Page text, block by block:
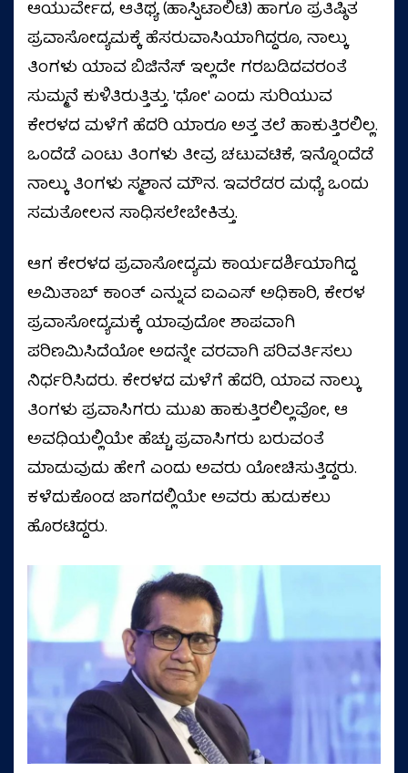
ಆಯುರ್ವೇದ, ಆತಿಥ್ಯ (ಹಾಸ್ಪಿಟಾಲಿಟಿ) ಹಾಗೂ ಪ್ರತಿಷ್ಠಿತ
ಪ್ರವಾಸೋದ್ಯಮಕ್ಕೆ ಹೆಸರುವಾಸಿಯಾಗಿದ್ದರೂ, ನಾಲ್ಕು
ತಿಂಗಳು ಯಾವ ಬಿಜಿನೆಸ್ ಇಲ್ಲದೇ ಗರಬಡಿದವರಂತೆ
ಸುಮ್ಮನೆ ಕುಳಿತಿರುತ್ತಿತ್ತು. 'ಧೋ' ಎಂದು ಸುರಿಯುವ
ಕೇರಳದ ಮಳೆಗೆ ಹೆದರಿ ಯಾರೂ ಅತ್ತ ತಲೆ ಹಾಕುತ್ತಿರಲಿಲ್ಲ.
ಒಂದೆಡೆ ಎಂಟು ತಿಂಗಳು ತೀವ್ರ ಚಟುವಟಿಕೆ, ಇನ್ನೊಂದೆಡೆ
ನಾಲ್ಕು ತಿಂಗಳು ಸ್ಮಶಾನ ಮೌನ. ಇವರೆಡರ ಮಧ್ಯೆ ಒಂದು
ಸಮತೋಲನ ಸಾಧಿಸಲೇಬೇಕಿತ್ತು.
ಆಗ ಕೇರಳದ ಪ್ರವಾಸೋದ್ಯಮ ಕಾರ್ಯದರ್ಶಿಯಾಗಿದ್ದ
ಅಮಿತಾಬ್ ಕಾಂತ್ ಎನ್ನುವ ಐಎಎಸ್ ಅಧಿಕಾರಿ, ಕೇರಳ
ಪ್ರವಾಸೋದ್ಯಮಕ್ಕೆ ಯಾವುದೋ ಶಾಪವಾಗಿ
ಪರಿಣಮಿಸಿದೆಯೋ ಅದನ್ನೇ ವರವಾಗಿ ಪರಿವರ್ತಿಸಲು
ನಿರ್ಧರಿಸಿದರು. ಕೇರಳದ ಮಳೆಗೆ ಹೆದರಿ, ಯಾವ ನಾಲ್ಕು
ತಿಂಗಳು ಪ್ರವಾಸಿಗರು ಮುಖ ಹಾಕುತ್ತಿರಲಿಲ್ಲವೋ, ಆ
ಅವಧಿಯಲ್ಲಿಯೇ ಹೆಚ್ಚು ಪ್ರವಾಸಿಗರು ಬರುವಂತೆ
ಮಾಡುವುದು ಹೇಗೆ ಎಂದು ಅವರು ಯೋಚಿಸುತ್ತಿದ್ದರು.
ಕಳೆದುಕೊಂಡ ಜಾಗದಲ್ಲಿಯೇ ಅವರು ಹುಡುಕಲು
ಹೊರಟಿದ್ದರು.